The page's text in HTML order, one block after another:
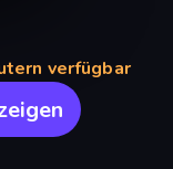
verfügbar